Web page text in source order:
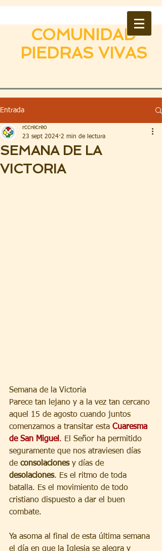
COMUNIDAD
PIEDRAS VIVAS
Entrada
SEMANA DE LA
VICTORIA
rccrecreo
23 sept 2024 2 min de lectura
Semana de la Victoria
Parece tan lejano y a la vez tan cercano
aquel 15 de agosto cuando juntos
comenzamos a transitar esta Cuaresma
de San Miguel . El Señor ha permitido
seguramente que nos atraviesen días
de consolaciones y días de
desolaciones. Es el ritmo de toda
batalla. Es el movimiento de todo
cristiano dispuesto a dar el buen
combate.
Ya asoma al final de esta última semana
el día en que la Iglesia se alegra y